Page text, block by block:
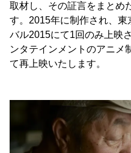
取材し、その証言をまとめ
す。2015年に制作され、東
バル2015にて1回のみ上映
ンタテインメントのアニメ
て再上映いたします。